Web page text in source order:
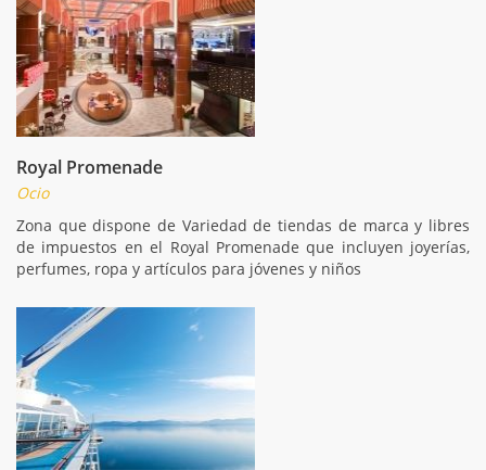
Royal Promenade
Ocio
Zona que dispone de Variedad de tiendas de marca y libres
de impuestos en el Royal Promenade que incluyen joyerías,
perfumes, ropa y artículos para jóvenes y niños